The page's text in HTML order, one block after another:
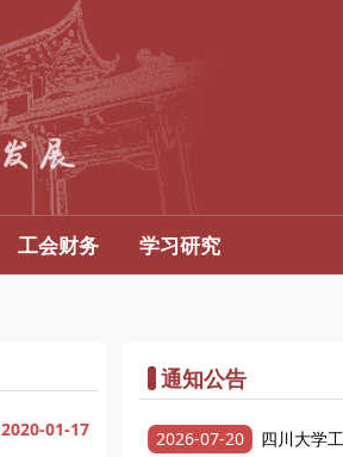
工会财务 学习研究
2020-01-17
通知公告
2026-07-20
四川大学